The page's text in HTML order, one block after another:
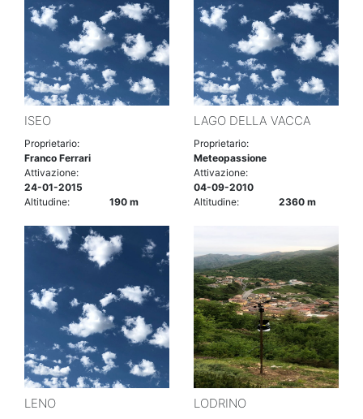
ISEO
Proprietario:
Franco Ferrari
Attivazione:
24-01-2015
Altitudine:
190 m
LAGO DELLA VACCA
Proprietario:
Meteopassione
Attivazione:
04-09-2010
Altitudine:
2360 m
LENO LODRINO